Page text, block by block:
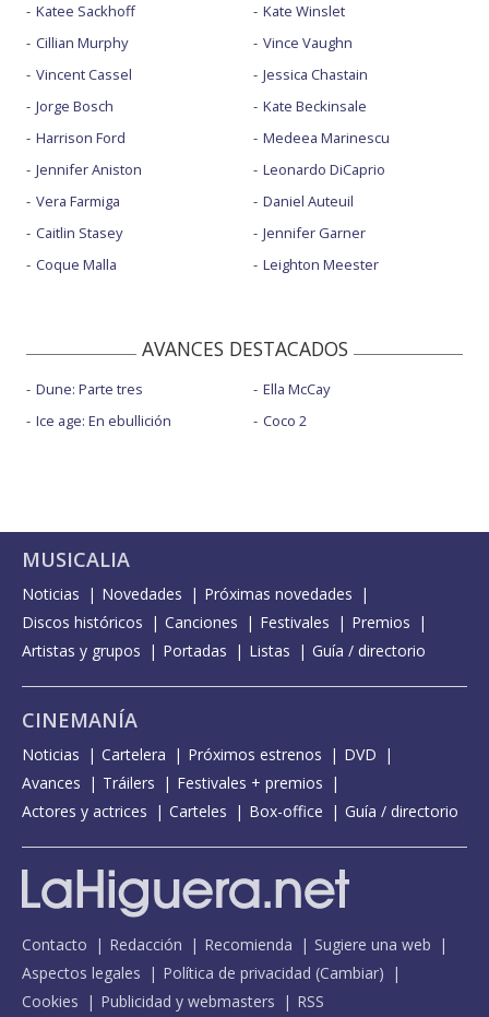
Katee Sackhoff
Cillian Murphy
Vincent Cassel
Jorge Bosch
Harrison Ford
Jennifer Aniston
Vera Farmiga
Caitlin Stasey
Coque Malla
Kate Winslet
Vince Vaughn
Jessica Chastain
Kate Beckinsale
Medeea Marinescu
Leonardo DiCaprio
Daniel Auteuil
Jennifer Garner
Leighton Meester
AVANCES DESTACADOS
Dune: Parte tres
Ice age: En ebullición
Ella McCay
Coco 2
MUSICALIA
Noticias Novedades
Próximas novedades
Discos históricos
Canciones Festivales
Premios
Artistas y grupos
Portadas Listas Guía / directorio
CINEMANÍA
Noticias Cartelera Próximos estrenos
DVD
Avances
Tráilers
Festivales + premios
Actores y actrices
Carteles Box-office Guía / directorio
Contacto Redacción Recomienda
Sugiere una web
Aspectos legales
Política de privacidad (Cambiar)
Cookies
Publicidad y webmasters RSS